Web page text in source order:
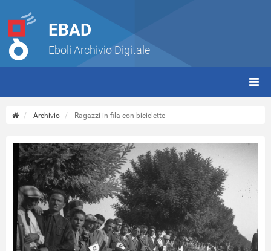
EBAD
Eboli Archivio Digitale
Archivio Ragazzi in fila con biciclette